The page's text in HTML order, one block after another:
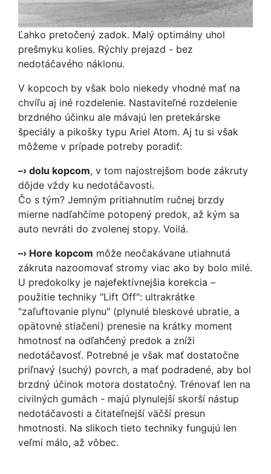
Ľahko pretočený zadok. Malý optimálny uhol
prešmyku kolies. Rýchly prejazd - bez
nedotáčavého náklonu.
V kopcoch by však bolo niekedy vhodné mať na
chvíľu aj iné rozdelenie. Nastaviteľné rozdelenie
brzdného účinku ale mávajú len pretekárske
špeciály a pikošky typu Ariel Atom. Aj tu si však
môžeme v prípade potreby poradiť:
–› dolu kopcom, v tom najostrejšom bode zákruty
dôjde vždy ku nedotáčavosti.
Čo s tým? Jemným pritiahnutím ručnej brzdy
mierne nadľahčíme potopený predok, až kým sa
auto nevráti do zvolenej stopy. Voilá.
–› Hore kopcom môže neočakávane utiahnutá
zákruta nazoomovať stromy viac ako by bolo milé.
U predokolky je najefektívnejšia korekcia –
použitie techniky "Lift Off": ultrakrátke
"zaľuftovanie plynu" (plynulé bleskové ubratie, a
opätovné stlačeni) prenesie na krátky moment
hmotnosť na odľahčený predok a zníži
nedotáčavosť. Potrebné je však mať dostatočne
priľnavý (suchý) povrch, a mať podradené, aby bol
brzdný účinok motora dostatočný. Trénovať len na
civilných gumách - majú plynulejší skorší nástup
nedotáčavosti a čitateľnejší väčší presun
hmotnosti. Na slikoch tieto techniky fungujú len
veľmi málo, až vôbec.